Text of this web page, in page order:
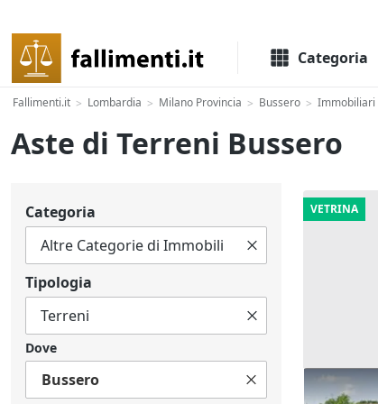
Categoria
Fallimenti.it > Lombardia > Milano Provincia > Bussero > Immobiliari
Aste di Terreni Bussero
Categoria
Tipologia
Dove
Bussero
VETRINA
Asta